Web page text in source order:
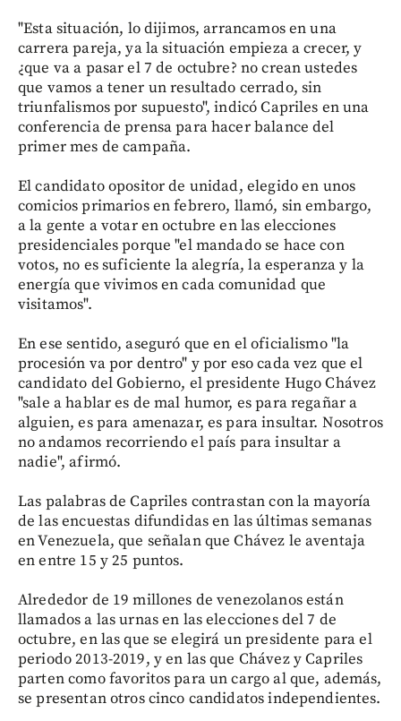
"Esta situación, lo dijimos, arrancamos en una
carrera pareja, ya la situación empieza a crecer, y
¿que va a pasar el 7 de octubre? no crean ustedes
que vamos a tener un resultado cerrado, sin
triunfalismos por supuesto", indicó Capriles en una
conferencia de prensa para hacer balance del
primer mes de campaña.
El candidato opositor de unidad, elegido en unos
comicios primarios en febrero, llamó, sin embargo,
a la gente a votar en octubre en las elecciones
presidenciales porque "el mandado se hace con
votos, no es suficiente la alegría, la esperanza y la
energía que vivimos en cada comunidad que
visitamos".
En ese sentido, aseguró que en el oficialismo "la
procesión va por dentro" y por eso cada vez que el
candidato del Gobierno, el presidente Hugo Chávez
"sale a hablar es de mal humor, es para regañar a
alguien, es para amenazar, es para insultar. Nosotros
no andamos recorriendo el país para insultar a
nadie", afirmó.
Las palabras de Capriles contrastan con la mayoría
de las encuestas difundidas en las últimas semanas
en Venezuela, que señalan que Chávez le aventaja
en entre 15 y 25 puntos.
Alrededor de 19 millones de venezolanos están
llamados a las urnas en las elecciones del 7 de
octubre, en las que se elegirá un presidente para el
periodo 2013-2019, y en las que Chávez y Capriles
parten como favoritos para un cargo al que, además,
se presentan otros cinco candidatos independientes.